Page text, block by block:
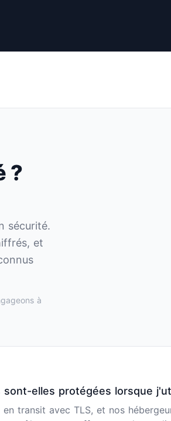
?
sécurité.
et
à
elles protégées lorsque
transit avec TLS, et nos